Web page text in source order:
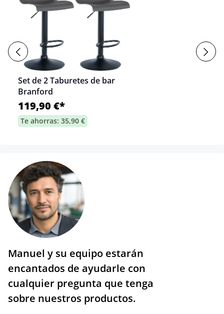
Set de 2 Taburetes de bar
Branford
119,90 €*
Te ahorras: 35,90 €
Manuel y su equipo estarán
encantados de ayudarle con
cualquier pregunta que tenga
sobre nuestros productos.